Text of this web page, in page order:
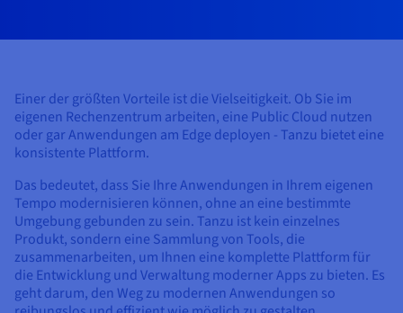
Verfügbarkeit nach Regionen
Roadmap und Changelog
Roadmap und Changelog
Einer der größten Vorteile ist die Vielseitigkeit. Ob Sie im
eigenen Rechenzentrum arbeiten, eine Public Cloud nutzen
oder gar Anwendungen am Edge deployen - Tanzu bietet eine
konsistente Plattform.
Das bedeutet, dass Sie Ihre Anwendungen in Ihrem eigenen
Tempo modernisieren können, ohne an eine bestimmte
Umgebung gebunden zu sein. Tanzu ist kein einzelnes
Produkt, sondern eine Sammlung von Tools, die
zusammenarbeiten, um Ihnen eine komplette Plattform für
die Entwicklung und Verwaltung moderner Apps zu bieten. Es
geht darum, den Weg zu modernen Anwendungen so